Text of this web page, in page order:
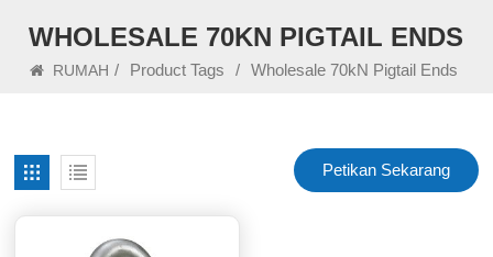
WHOLESALE 70KN PIGTAIL ENDS
RUMAH / Product Tags / Wholesale 70kN Pigtail Ends
Petikan Sekarang